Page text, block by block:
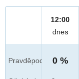
Pravděpod.
12:00
dnes
0 %